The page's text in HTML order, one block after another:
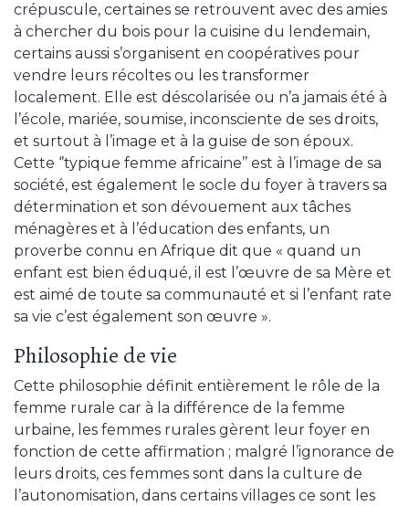
crépuscule, certaines se retrouvent avec des amies
à chercher du bois pour la cuisine du lendemain,
certains aussi s’organisent en coopératives pour
vendre leurs récoltes ou les transformer
localement. Elle est déscolarisée ou n’a jamais été à
l’école, mariée, soumise, inconsciente de ses droits,
et surtout à l’image et à la guise de son époux.
Cette ‘’typique femme africaine’’ est à l’image de sa
société, est également le socle du foyer à travers sa
détermination et son dévouement aux tâches
ménagères et à l’éducation des enfants, un
proverbe connu en Afrique dit que « quand un
enfant est bien éduqué, il est l’œuvre de sa Mère et
est aimé de toute sa communauté et si l’enfant rate
sa vie c’est également son œuvre ».
Philosophie de vie
Cette philosophie définit entièrement le rôle de la
femme rurale car à la différence de la femme
urbaine, les femmes rurales gèrent leur foyer en
fonction de cette affirmation ; malgré l’ignorance de
leurs droits, ces femmes sont dans la culture de
l’autonomisation, dans certains villages ce sont les